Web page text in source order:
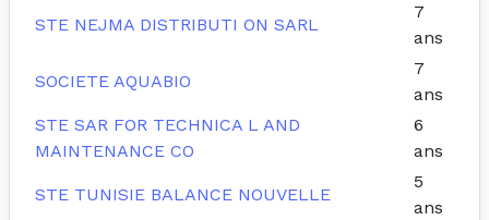
STE NEJMA DISTRIBUTI ON SARL
7
ans
SOCIETE AQUABIO
7
ans
STE SAR FOR TECHNICA L AND
MAINTENANCE CO
6
ans
STE TUNISIE BALANCE NOUVELLE
5
ans